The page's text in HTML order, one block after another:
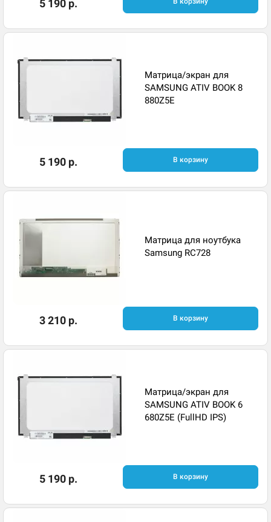
5 190 р.
Матрица/экран для
SAMSUNG ATIV BOOK 8
880Z5E
5 190 р. В корзину
Матрица для ноутбука
Samsung RC728
3 210 р. В корзину
Матрица/экран для
SAMSUNG ATIV BOOK 6
680Z5E (FullHD IPS)
5 190 р. В корзину